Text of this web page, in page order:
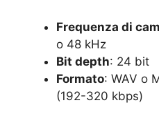
Frequenza di
o 48 kHz
Bit depth: 24 bit
Formato: WAV o
(192-320 kbps)